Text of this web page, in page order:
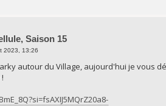
Saison 15
2023, 13:26
autour du Village, aujourd'hui je vous